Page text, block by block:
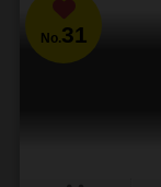
No.31